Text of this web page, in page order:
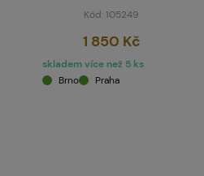
Kód: 105249
1 850 Kč
skladem více než 5 ks
Brno
Praha